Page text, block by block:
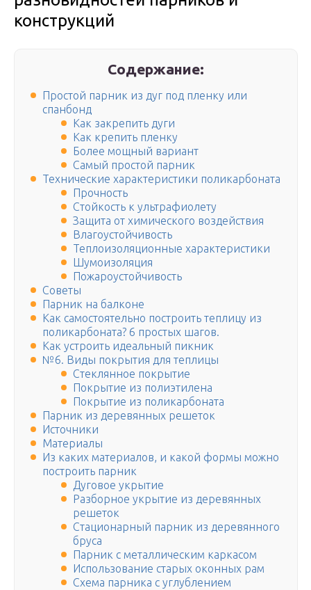
конструкций
Содержание:
Простой парник из дуг под пленку или
спанбонд
Как закрепить дуги
Как крепить пленку
Более мощный вариант
Самый простой парник
Технические характеристики поликарбоната
Прочность
Стойкость к ультрафиолету
Защита от химического воздействия
Влагоустойчивость
Теплоизоляционные характеристики
Шумоизоляция
Пожароустойчивость
Советы
Парник на балконе
Как самостоятельно построить теплицу из
поликарбоната? 6 простых шагов.
Как устроить идеальный пикник
№6. Виды покрытия для теплицы
Стеклянное покрытие
Покрытие из полиэтилена
Покрытие из поликарбоната
Парник из деревянных решеток
Источники
Материалы
Из каких материалов, и какой формы можно
построить парник
Дуговое укрытие
Разборное укрытие из деревянных
решеток
Стационарный парник из деревянного
бруса
Парник с металлическим каркасом
Использование старых оконных рам
Схема парника с углублением